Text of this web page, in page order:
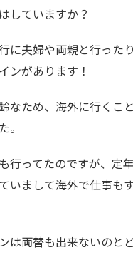
していますか？
に夫婦や両親と行った
ンがあります！
なため、海外に行くこ
。
行ってたのですが、定
いまして海外で仕事も
は両替も出来ないのと